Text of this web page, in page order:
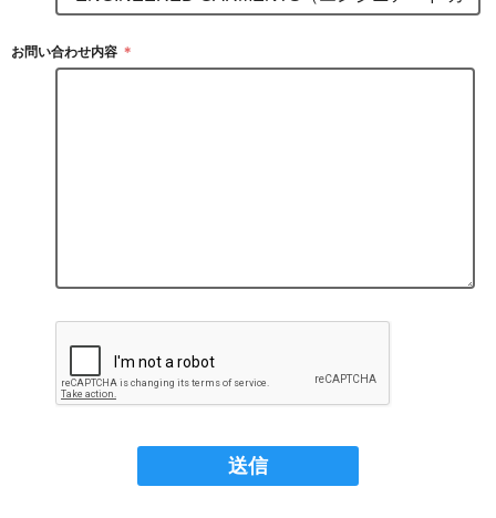
お問い合わせ内容 ＊